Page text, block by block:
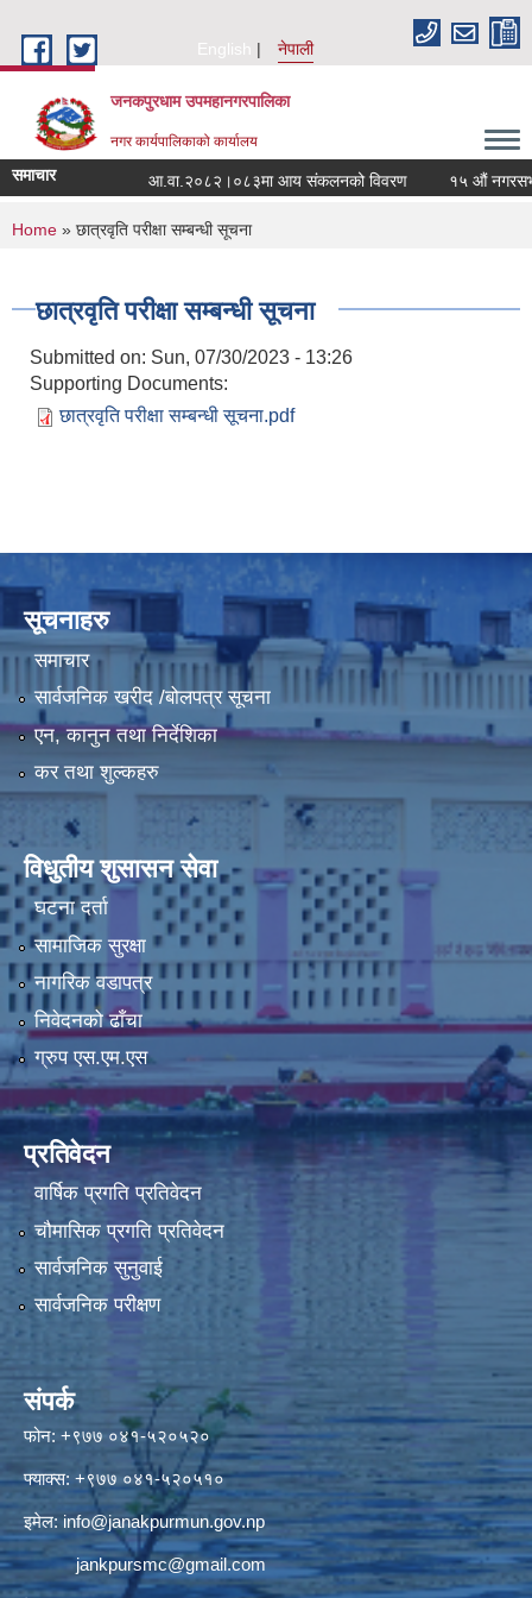
English
नेपाली
जनकपुरधाम उपमहानगरपालिका
नगर कार्यपालिकाको कार्यालय
समाचार आ.वा.२०८२।०८३मा आय संकलनको विवरण १५ औं
You are here
Home » छात्रवृति परीक्षा सम्बन्धी सूचना
छात्रवृति परीक्षा सम्बन्धी सूचना
Submitted on: Sun, 07/30/2023 - 13:26
Supporting Documents:
छात्रवृति परीक्षा सम्बन्धी सूचना.pdf
सूचनाहरु
समाचार
सार्वजनिक खरीद /बोलपत्र सूचना
एन, कानुन तथा निर्देशिका
कर तथा शुल्कहरु
विधुतीय शुसासन सेवा
घटना दर्ता
सामाजिक सुरक्षा
नागरिक वडापत्र
निवेदनको ढाँचा
ग्रुप एस.एम.एस
प्रतिवेदन
वार्षिक प्रगति प्रतिवेदन
चौमासिक प्रगति प्रतिवेदन
सार्वजनिक सुनुवाई
सार्वजनिक परीक्षण
संपर्क
फोन: +९७७ ०४१-५२०५२०
फ्याक्स: +९७७ ०४१-५२०५१०
इमेल:info@janakpurmun.gov.np
jankpursmc@gmail.com